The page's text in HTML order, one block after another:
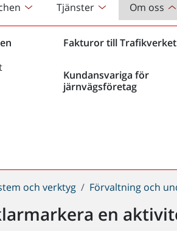
Tjänster Om oss
Fakturor till Trafikverket
Kundansvariga för
järnvägsföretag
och verktyg Förvaltning och
en